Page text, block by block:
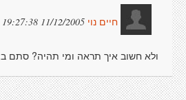
חיים נוי 11/12/2005 19:27:38
ולא חשוב איך תראה ומי תהיה? סתם